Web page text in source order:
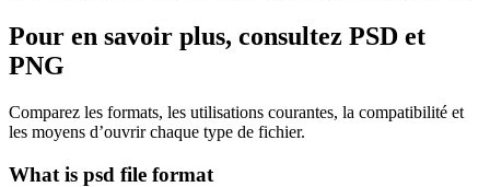
Pour en savoir plus, consultez PSD et
PNG
Comparez les formats, les utilisations courantes, la compatibilité et
les moyens d’ouvrir chaque type de fichier.
What is psd file format